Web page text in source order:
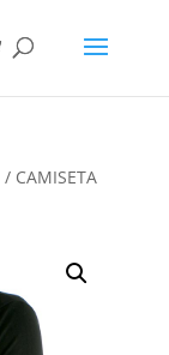
/ CAMISETA